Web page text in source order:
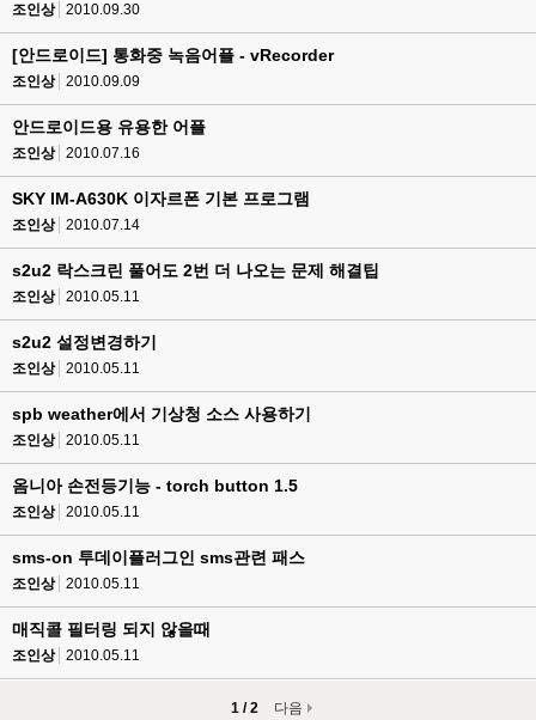
조인상 2010.09.30
[안드로이드] 통화중 녹음어플 - vRecorder
조인상 2010.09.09
안드로이드용 유용한 어플
조인상 2010.07.16
SKY IM-A630K 이자르폰 기본 프로그램
조인상 2010.07.14
s2u2 락스크린 풀어도 2번 더 나오는 문제 해결팁
조인상 2010.05.11
s2u2 설정변경하기
조인상 2010.05.11
spb weather에서 기상청 소스 사용하기
조인상 2010.05.11
옴니아 손전등기능 - torch button 1.5
조인상 2010.05.11
sms-on 투데이플러그인 sms관련 패스
조인상 2010.05.11
매직콜 필터링 되지 않을때
조인상 2010.05.11
1 / 2 다음